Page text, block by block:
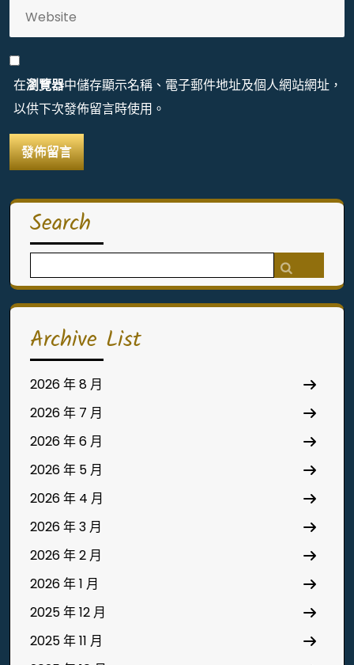
在瀏覽器中儲存顯示名稱、電子郵件地址及個人網站網址，
以供下次發佈留言時使用。
Search
for:
Archive List
2026 年 8 月
2026 年 7 月
2026 年 6 月
2026 年 5 月
2026 年 4 月
2026 年 3 月
2026 年 2 月
2026 年 1 月
2025 年 12 月
2025 年 11 月